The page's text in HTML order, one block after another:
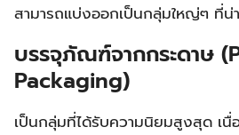
สามารถแบ่งออกเป็นกลุ่มใหญ่ๆ ที่น่
บรรจุภัณฑ์จากกระดาษ
Packaging)
เป็นกลุ่มที่ได้รับความนิยมสูงสุด เนื่